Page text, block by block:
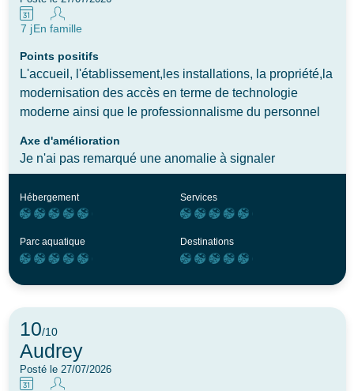
7 jEn famille
Points positifs
L'accueil, l'établissement,les installations, la propriété,la
modernisation des accès en terme de technologie
moderne ainsi que le professionnalisme du personnel
Axe d'amélioration
Je n'ai pas remarqué une anomalie à signaler
Hébergement Services
Parc aquatique Destinations
10/10
Audrey
Posté le 27/07/2026